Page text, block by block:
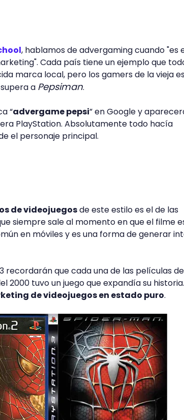
, hablamos de advergaming cuando "es
Cada país tiene un ejemplo que
marca local, pero los gamers de la vieja
a Pepsiman.
“advergame pepsi” en Google y
PlayStation. Absolutamente todo hacía
el personaje principal.
de videojuegosde este estilo es el de las
siempre sale al momento en que el filme
en móviles y es una forma de generar
recordarán que cada una de las películas de
2000 tuvo un juego que expandía su historia.
de videojuegos en estado puro.